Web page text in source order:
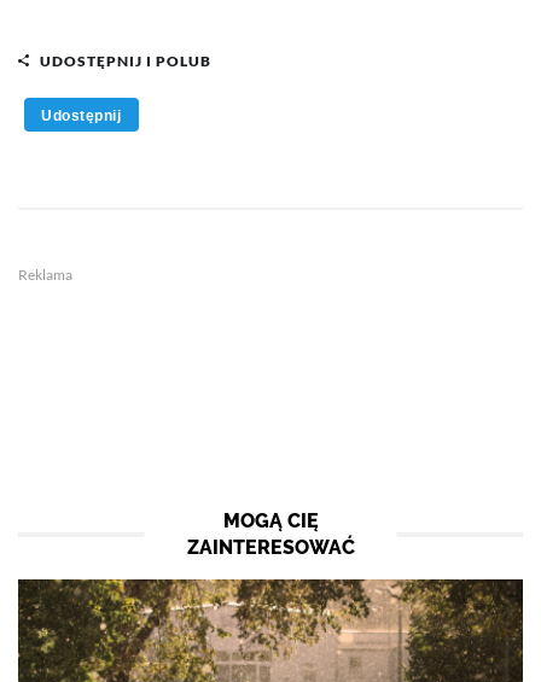
UDOSTĘPNIJ I POLUB
Udostępnij
Reklama
MOGĄ CIĘ
ZAINTERESOWAĆ